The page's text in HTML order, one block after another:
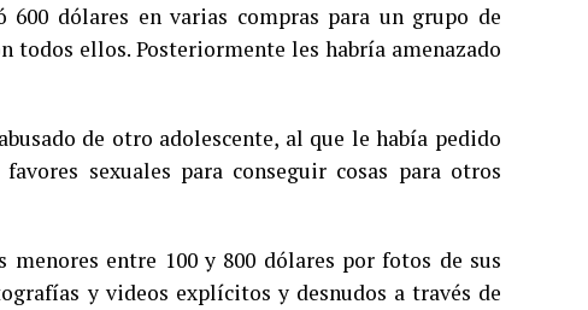
600 dólares en varias compras para un grupo de
todos ellos. Posteriormente les habría amenazado
de otro adolescente, al que le había pedido
sexuales para conseguir cosas para otros
entre 100 y 800 dólares por fotos de sus
y videos explícitos y desnudos a través de